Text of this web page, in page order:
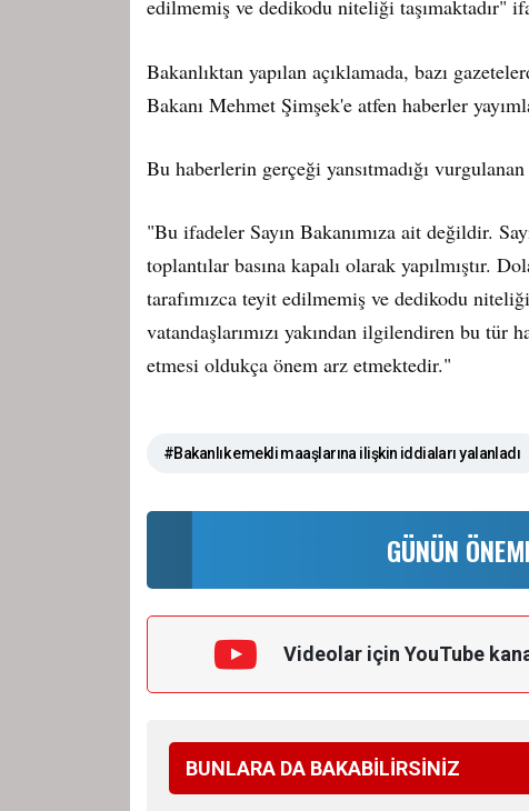
edilmemiş ve dedikodu niteliği taşımaktadır"
Bakanlıktan yapılan açıklamada, bazı
Bakanı Mehmet Şimşek'e atfen haberler
Bu haberlerin gerçeği yansıtmadığı
"Bu ifadeler Sayın Bakanımıza ait değildir.
toplantılar basına kapalı olarak yapılmıştır.
tarafımızca teyit edilmemiş ve dedikodu
vatandaşlarımızı yakından ilgilendiren bu tür
etmesi oldukça önem arz etmektedir."
#Bakanlık emekli maaşlarına ilişkin iddiaları yalanladı
GÜNÜN
Videolar için YouTube
BUNLARA DA BAKABİLİRSİNİZ